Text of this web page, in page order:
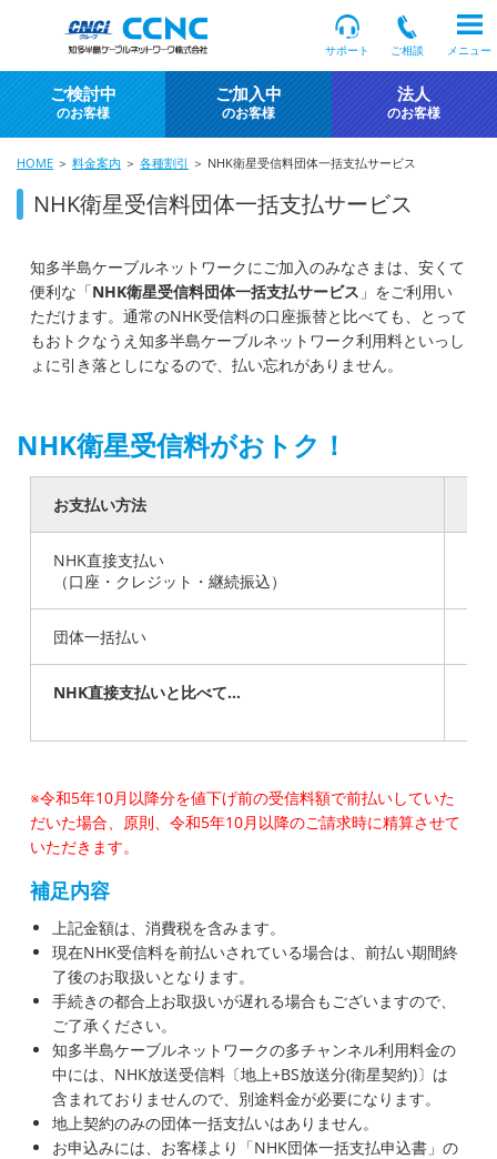
サポート ご相談 メニュー
ご検討中
のお客様
ご加入中
のお客様
法人
のお客様
HOME ＞ 料金案内 ＞ 各種割引 ＞ NHK衛星受信料団体一括支払サービス
NHK衛星受信料団体一括支払サービス
知多半島ケーブルネットワークにご加入のみなさまは、安くて
便利な「NHK衛星受信料団体一括支払サービス 」をご利用い
ただけます。通常のNHK受信料の口座振替と比べても、とって
もおトクなうえ知多半島ケーブルネットワーク利用料といっし
ょに引き落としになるので、払い忘れがありません。
NHK衛星受信料がおトク！
お支払い方法
NHK直接支払い
（口座・クレジット・継続振込）
団体一括払い
NHK直接支払いと比べて…
※令和5年10月以降分を値下げ前の受信料額で前払いしていた
だいた場合、原則、令和5年10月以降のご請求時に精算させて
いただきます。
補足内容
上記金額は、消費税を含みます。
現在NHK受信料を前払いされている場合は、前払い期間終
了後のお取扱いとなります。
手続きの都合上お取扱いが遅れる場合もございますので、
ご了承ください。
知多半島ケーブルネットワークの多チャンネル利用料金の
中には、NHK放送受信料〔地上+BS放送分(衛星契約)〕は
含まれておりませんので、別途料金が必要になります。
地上契約のみの団体一括支払いはありません。
お申込みには、お客様より「NHK団体一括支払申込書」の